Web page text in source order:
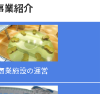
業紹介
業施設の運営